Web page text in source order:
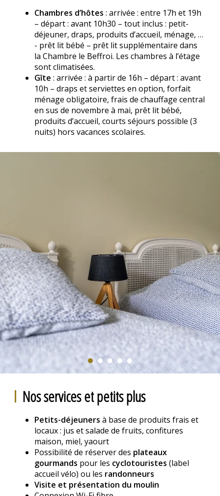
Chambres d’hôtes : arrivée : entre 17h et 19h
– départ : avant 10h30 – tout inclus : petit-
déjeuner, draps, produits d’accueil, ménage, …
- prêt lit bébé – prêt lit supplémentaire dans
la Chambre le Beffroi. Les chambres à l’étage
sont climatisées.
Gîte : arrivée : à partir de 16h – départ : avant
10h – draps et serviettes en option, forfait
ménage obligatoire, frais de chauffage central
en sus de novembre à mai, prêt lit bébé,
produits d’accueil, courts séjours possible (3
nuits) hors vacances scolaires.
Nos services et petits plus
Petits-déjeuners à base de produits frais et
locaux : jus et salade de fruits, confitures
maison, miel, yaourt
Possibilité de réserver des plateaux
gourmands pour les cyclotouristes (label
accueil vélo) ou les randonneurs
Visite et présentation du moulin